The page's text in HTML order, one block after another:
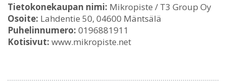
Tietokonekaupan nimi: Mikropiste / T3 Group Oy
Osoite: Lahdentie 50, 04600 Mäntsälä
Puhelinnumero: 0196881911
Kotisivut: www.mikropiste.net